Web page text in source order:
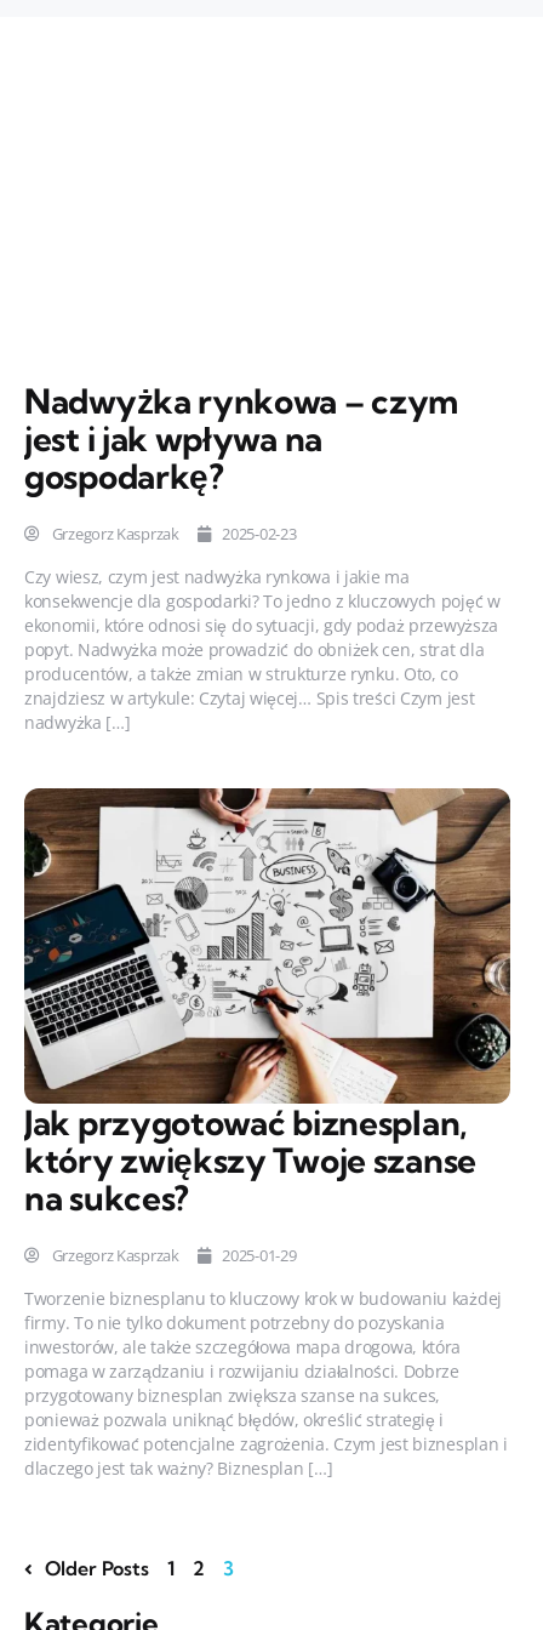
Nadwyżka rynkowa – czym
jest i jak wpływa na
gospodarkę?
Grzegorz Kasprzak 2025-02-23
Czy wiesz, czym jest nadwyżka rynkowa i jakie ma
konsekwencje dla gospodarki? To jedno z kluczowych pojęć w
ekonomii, które odnosi się do sytuacji, gdy podaż przewyższa
popyt. Nadwyżka może prowadzić do obniżek cen, strat dla
producentów, a także zmian w strukturze rynku. Oto, co
znajdziesz w artykule: Czytaj więcej… Spis treści Czym jest
nadwyżka […]
Jak przygotować biznesplan,
który zwiększy Twoje szanse
na sukces?
Grzegorz Kasprzak 2025-01-29
Tworzenie biznesplanu to kluczowy krok w budowaniu każdej
firmy. To nie tylko dokument potrzebny do pozyskania
inwestorów, ale także szczegółowa mapa drogowa, która
pomaga w zarządzaniu i rozwijaniu działalności. Dobrze
przygotowany biznesplan zwiększa szanse na sukces,
ponieważ pozwala uniknąć błędów, określić strategię i
zidentyfikować potencjalne zagrożenia. Czym jest biznesplan i
dlaczego jest tak ważny? Biznesplan […]
Older Posts 1 2 3